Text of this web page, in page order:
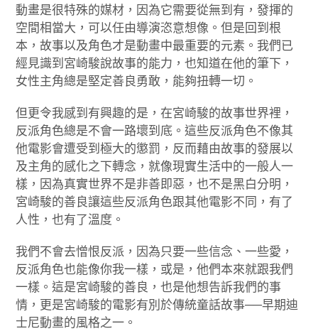
動畫是很特殊的媒材，因為它需要從無到有，發揮的
空間相當大，可以任由導演恣意想像。但是回到根
本，故事以及角色才是動畫中最重要的元素。我們已
經見識到宮崎駿說故事的能力，也知道在他的筆下，
女性主角總是堅定善良勇敢，能夠扭轉一切。
但更令我感到有興趣的是，在宮崎駿的故事世界裡，
反派角色總是不會一路壞到底。這些反派角色不像其
他電影會遭受到極大的懲罰，反而藉由故事的發展以
及主角的感化之下轉念，就像現實生活中的一般人一
樣，因為真實世界不是非善即惡，也不是黑白分明，
宮崎駿的善良讓這些反派角色跟其他電影不同，有了
人性，也有了溫度。
我們不會去憎恨反派，因為只要一些信念、一些愛，
反派角色也能像你我一樣，或是，他們本來就跟我們
一樣。這是宮崎駿的善良，也是他想告訴我們的事
情，更是宮崎駿的電影有別於傳統童話故事──早期迪
士尼動畫的風格之一。